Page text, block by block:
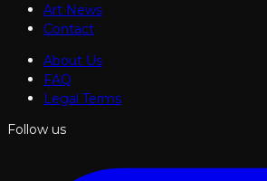
Art News
Contact
About Us
FAQ
Legal Terms
Follow us